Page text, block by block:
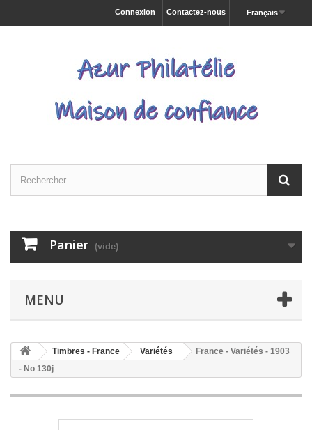
Français
Contactez-nous
Connexion
Panier (vide)
MENU
Timbres - France Variétés
France - Variétés - 1903
- No 130j